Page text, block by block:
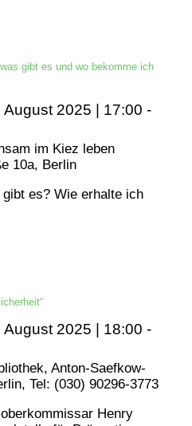
gibt es und wo bekomme ich
2025 | 17:00 -
im Kiez leben
10a, Berlin
es? Wie erhalte ich
2025 | 18:00 -
Anton-Saefkow-
Tel: (030) 90296-3773
Henry